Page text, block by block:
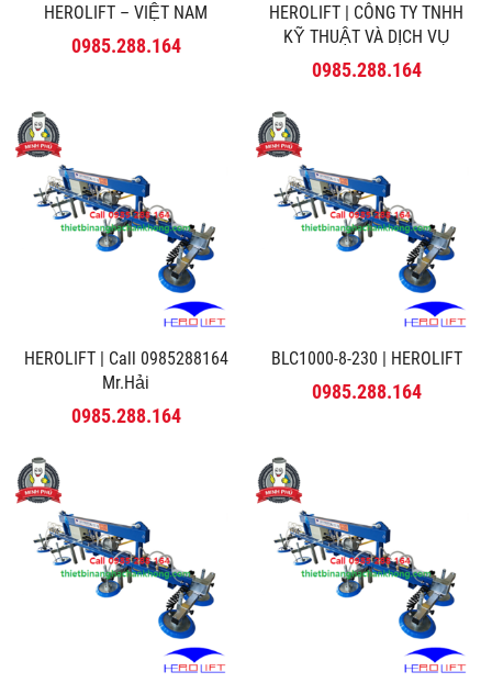
HEROLIFT – VIỆT NAM
0985.288.164
HEROLIFT | CÔNG TY TNHH
KỸ THUẬT VÀ DỊCH VỤ
MINH PHÚ
0985.288.164
HEROLIFT | Call 0985288164
Mr.Hải
0985.288.164
BLC1000-8-230 | HEROLIFT
0985.288.164